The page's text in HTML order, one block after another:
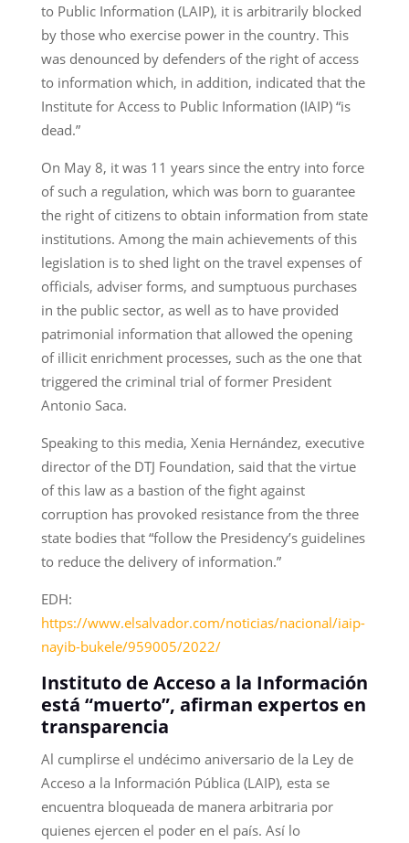
to Public Information (LAIP), it is arbitrarily blocked
by those who exercise power in the country. This
was denounced by defenders of the right of access
to information which, in addition, indicated that the
Institute for Access to Public Information (IAIP) “is
dead.”
On May 8, it was 11 years since the entry into force
of such a regulation, which was born to guarantee
the right of citizens to obtain information from state
institutions. Among the main achievements of this
legislation is to shed light on the travel expenses of
officials, adviser forms, and sumptuous purchases
in the public sector, as well as to have provided
patrimonial information that allowed the opening
of illicit enrichment processes, such as the one that
triggered the criminal trial of former President
Antonio Saca.
Speaking to this media, Xenia Hernández, executive
director of the DTJ Foundation, said that the virtue
of this law as a bastion of the fight against
corruption has provoked resistance from the three
state bodies that “follow the Presidency’s guidelines
to reduce the delivery of information.”
EDH:
https://www.elsalvador.com/noticias/nacional/iaip-
nayib-bukele/959005/2022/
Instituto de Acceso a la Información
está “muerto”, afirman expertos en
transparencia
Al cumplirse el undécimo aniversario de la Ley de
Acceso a la Información Pública (LAIP), esta se
encuentra bloqueada de manera arbitraria por
quienes ejercen el poder en el país. Así lo